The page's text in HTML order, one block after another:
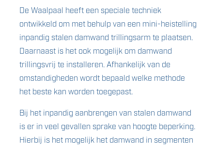
De Waalpaal heeft een speciale techniek
ontwikkeld om met behulp van een mini-heistelling
inpandig stalen damwand trillingsarm te plaatsen.
Daarnaast is het ook mogelijk om damwand
trillingsvrij te installeren. Afhankelijk van de
omstandigheden wordt bepaald welke methode
het beste kan worden toegepast.
Bij het inpandig aanbrengen van stalen damwand
is er in veel gevallen sprake van hoogte beperking.
Hierbij is het mogelijk het damwand in segmenten